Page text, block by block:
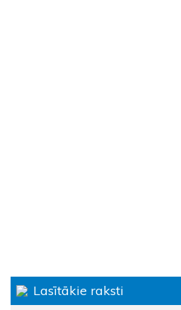
Lasītākie raksti